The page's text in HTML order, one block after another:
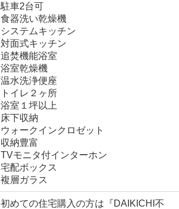
駐車2台可
食器洗い乾燥機
システムキッチン
対面式キッチン
追焚機能浴室
浴室乾燥機
温水洗浄便座
トイレ２ヶ所
浴室１坪以上
床下収納
ウォークインクロゼット
収納豊富
TVモニタ付インターホン
宅配ボックス
複層ガラス
初めての住宅購入の方は『DAIKICHI不